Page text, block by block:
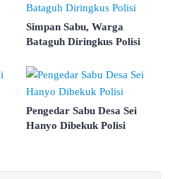
Simpan Sabu, Warga
Bataguh Diringkus Polisi
Pengedar Sabu Desa Sei
Hanyo Dibekuk Polisi